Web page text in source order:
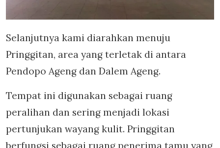
Selanjutnya kami diarahkan menuju
Pringgitan, area yang terletak di antara
Pendopo Ageng dan Dalem Ageng.
Tempat ini digunakan sebagai ruang
peralihan dan sering menjadi lokasi
pertunjukan wayang kulit. Pringgitan
berfungsi sebagai ruang penerima tamu yang